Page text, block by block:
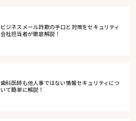
ビジネスメール詐欺の手口と対策をセキュリティ
会社担当者が徹底解説！
歯科医師も他人事ではない情報セキュリティにつ
いて簡単に解説！